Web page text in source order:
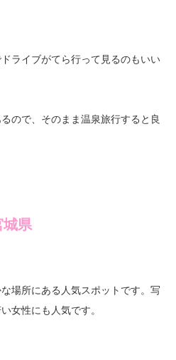
ライブがてら行って見るのもいい
ので、そのまま温泉旅行すると良
県
場所にある人気スポットです。写
女性にも人気です。